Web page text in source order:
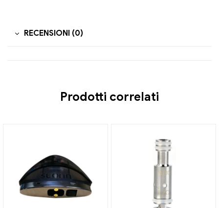
RECENSIONI (0)
Prodotti correlati